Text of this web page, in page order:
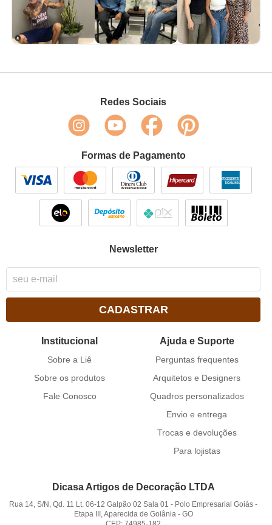
Redes Sociais
Formas de Pagamento
Newsletter
CADASTRAR
Institucional
Sobre a Liê
Sobre os produtos
Fale Conosco
Ajuda e Suporte
Perguntas frequentes
Arquitetos e Designers
Quadros personalizados
Envio e entrega
Trocas e devoluções
Para lojistas
Dicasa Artigos de Decoração LTDA
Rua 14, S/N, Qd. 11 Lt. 06-12 Galpão 02 Sala 01 - Polo Empresarial Goiás -
Etapa III, Aparecida de Goiânia- GO